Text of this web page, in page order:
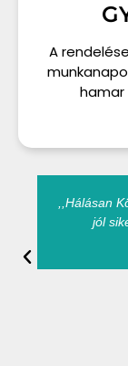
A
hamar
,,Hálásan
jól